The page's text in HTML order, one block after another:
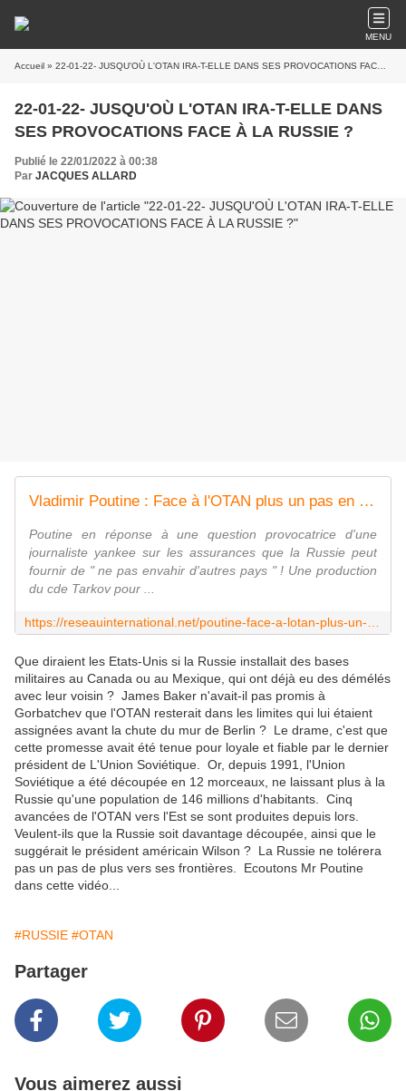
MENU
Accueil » 22-01-22- JUSQU'OÙ L'OTAN IRA-T-ELLE DANS SES PROVOCATIONS FACE À LA RUSSIE ?
22-01-22- JUSQU'OÙ L'OTAN IRA-T-ELLE DANS
SES PROVOCATIONS FACE À LA RUSSIE ?
Publié le 22/01/2022 à 00:38
Par JACQUES ALLARD
Vladimir Poutine : Face à l'OTAN plus un pas en arrière !
Poutine en réponse à une question provocatrice d'une
journaliste yankee sur les assurances que la Russie peut
fournir de " ne pas envahir d'autres pays " ! Une production
du cde Tarkov pour ...
Que diraient les Etats-Unis si la Russie installait des bases
militaires au Canada ou au Mexique, qui ont déjà eu des démélés
avec leur voisin ? James Baker n'avait-il pas promis à
Gorbatchev que l'OTAN resterait dans les limites qui lui étaient
assignées avant la chute du mur de Berlin ? Le drame, c'est que
cette promesse avait été tenue pour loyale et fiable par le dernier
président de L'Union Soviétique. Or, depuis 1991, l'Union
Soviétique a été découpée en 12 morceaux, ne laissant plus à la
Russie qu'une population de 146 millions d'habitants. Cinq
avancées de l'OTAN vers l'Est se sont produites depuis lors.
Veulent-ils que la Russie soit davantage découpée, ainsi que le
suggérait le président américain Wilson ? La Russie ne tolérera
pas un pas de plus vers ses frontières. Ecoutons Mr Poutine
dans cette vidéo...
#RUSSIE #OTAN
Partager
Vous aimerez aussi